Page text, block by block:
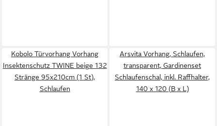
Kobolo Türvorhang Vorhang
Insektenschutz TWINE beige 132
Stränge 95x210cm (1 St),
Schlaufen
Arsvita Vorhang, Schlaufen,
transparent, Gardinenset
Schlaufenschal, inkl. Raffhalter,
140 x 120 (B x L)